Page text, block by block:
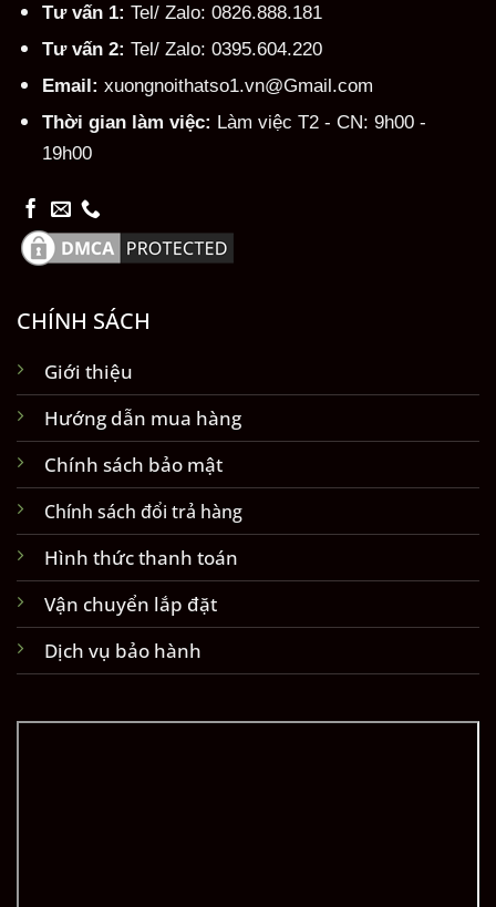
Tư vấn 1: Tel/ Zalo: 0826.888.181
Tư vấn 2: Tel/ Zalo: 0395.604.220
Email: xuongnoithatso1.vn@Gmail.com
Thời gian làm việc: Làm việc T2 - CN: 9h00 -
19h00
CHÍNH SÁCH
Giới thiệu
Hướng dẫn mua hàng
Chính sách bảo mật
Chính sách đổi trả hàng
Hình thức thanh toán
Vận chuyển lắp đặt
Dịch vụ bảo hành